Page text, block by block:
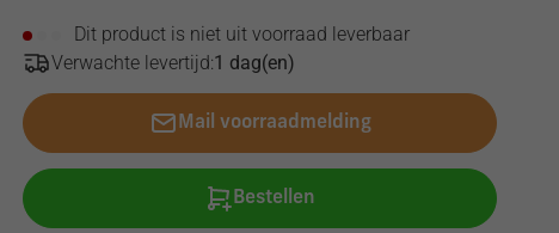
Dit product is niet uit voorraad leverbaar
Verwachte levertijd:1 dag(en)
Mail voorraadmelding
Bestellen